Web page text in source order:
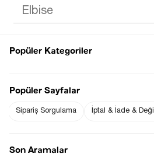
kullanılan Elbise S (Small) Bedendir.
Ürün Boyu ;
Ölçü Alınan Beden S-36 Bedendir. Bedenler
Popüler Kategoriler
Popüler Sayfalar
Sipariş Sorgulama İptal & İade &
Son Aramalar